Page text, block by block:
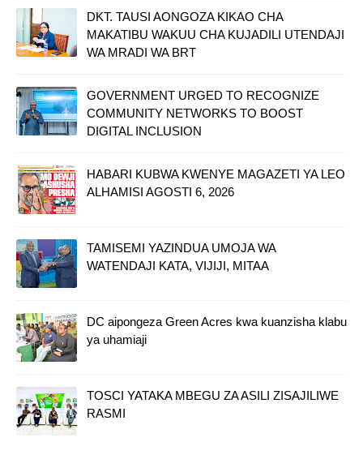
DKT. TAUSI AONGOZA KIKAO CHA
MAKATIBU WAKUU CHA KUJADILI UTENDAJI
WA MRADI WA BRT
GOVERNMENT URGED TO RECOGNIZE
COMMUNITY NETWORKS TO BOOST
DIGITAL INCLUSION
HABARI KUBWA KWENYE MAGAZETI YA LEO
ALHAMISI AGOSTI 6, 2026
TAMISEMI YAZINDUA UMOJA WA
WATENDAJI KATA, VIJIJI, MITAA
DC aipongeza Green Acres kwa kuanzisha klabu
ya uhamiaji
TOSCI YATAKA MBEGU ZA ASILI ZISAJILIWE
RASMI